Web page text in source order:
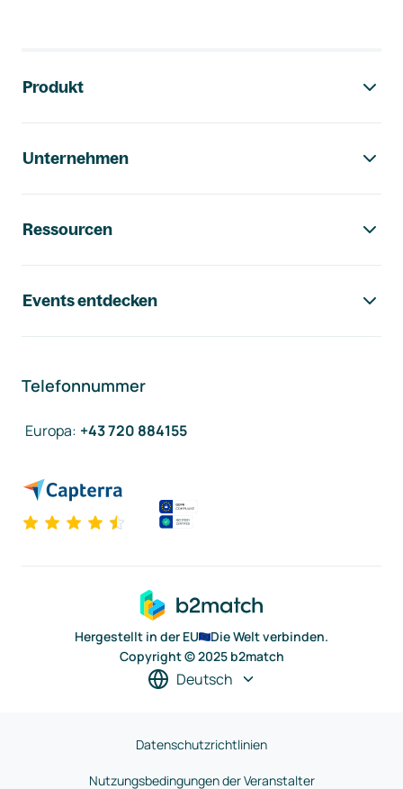
Produkt
Unternehmen
Ressourcen
Events entdecken
Telefonnummer
Europa: +43 720 884155
Hergestellt in der EU
Die Welt verbinden.
Copyright © 2025 b2match
Deutsch
Datenschutzrichtlinien
Nutzungsbedingungen der Veranstalter